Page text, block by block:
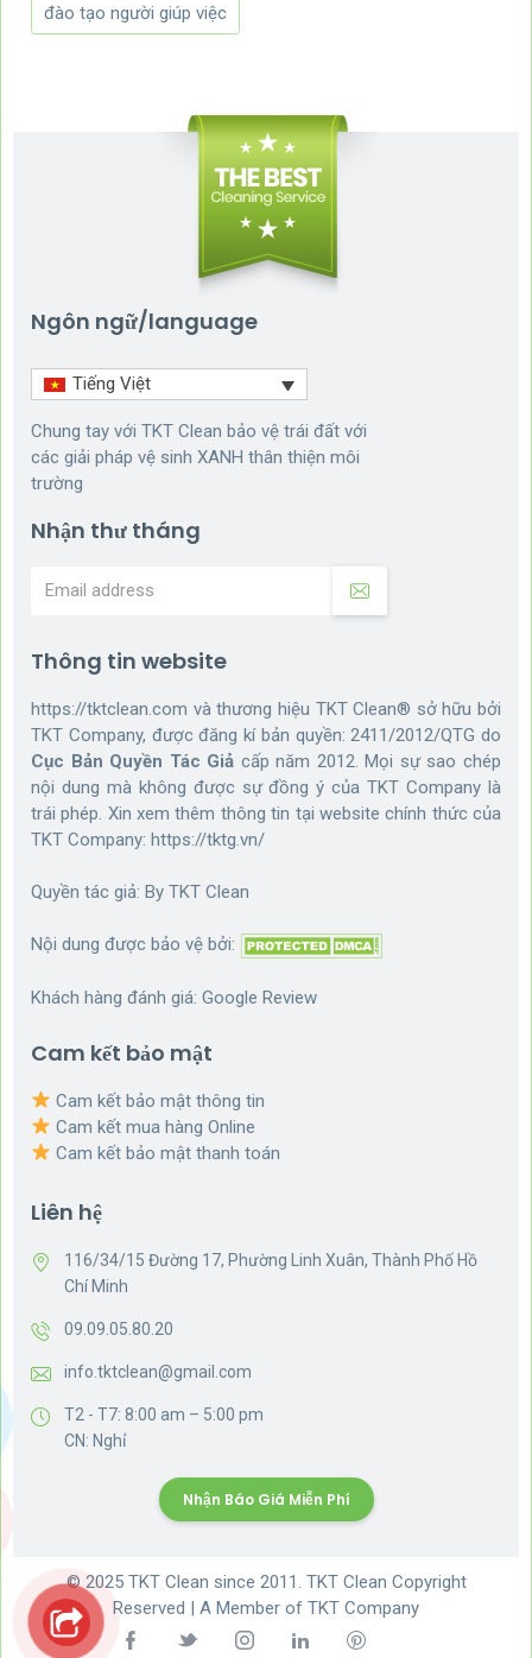
đào tạo người giúp việc
Ngôn ngữ/language
Tiếng Việt
Chung tay với TKT Clean bảo vệ trái đất với
các giải pháp vệ sinh XANH thân thiện môi
trường
Nhận thư tháng
Thông tin website
https://tktclean.com và thương hiệu TKT Clean® sở hữu bởi
TKT Company, được đăng kí bản quyền: 2411/2012/QTG do
Cục Bản Quyền Tác Giả cấp năm 2012. Mọi sự sao chép
nội dung mà không được sự đồng ý của TKT Company là
trái phép. Xin xem thêm thông tin tại website chính thức của
TKT Company: https://tktg.vn/
Quyền tác giả: By TKT Clean
Nội dung được bảo vệ bởi:
Khách hàng đánh giá: Google Review
Cam kết bảo mật
Cam kết bảo mật thông tin
Cam kết mua hàng Online
Cam kết bảo mật thanh toán
Liên hệ
116/34/15 Đường 17, Phường Linh Xuân, Thành Phố Hồ
Chí Minh
09.09.05.80.20
info.tktclean@gmail.com
T2 - T7: 8:00 am – 5:00 pm
CN: Nghỉ
Nhận Báo Giá Miễn Phí
© 2025 TKT Clean since 2011. TKT Clean Copyright
Reserved | A Member of TKT Company